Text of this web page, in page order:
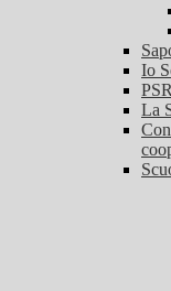
Io
La